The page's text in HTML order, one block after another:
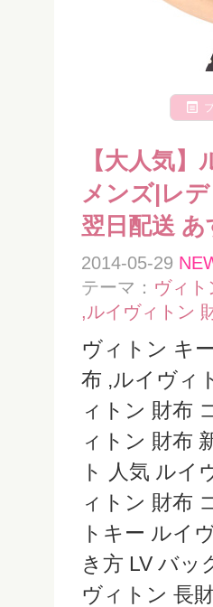
【大人気
メンズ|レ
翌日配送
2014-05-29
テーマ： ヴィ
,ルイヴィトン
ヴィトン キ
布 ,ルイヴィ
ィトン 財布
ィトン 財布
ト 人気 ルイ
ィトン 財布
トキー ルイ
き方 LV バッ
ヴィトン 長